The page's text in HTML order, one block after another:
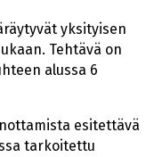
yksityisen
Tehtävä on
alussa 6
esitettävä
tarkoitettu